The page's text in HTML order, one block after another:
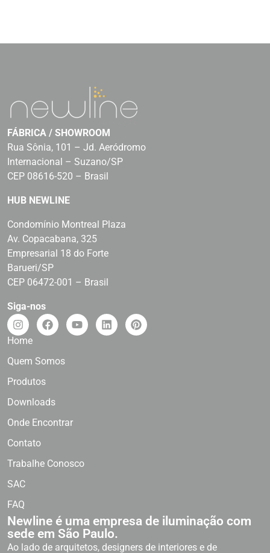
FÁBRICA / SHOWROOM
Rua Sônia, 101 – Jd. Aeródromo
Internacional – Suzano/SP
CEP 08616-520 – Brasil
HUB NEWLINE
Condomínio Montreal Plaza
Av. Copacabana, 325
Empresarial 18 do Forte
Barueri/SP
CEP 06472-001 – Brasil
Siga-nos
Home
Quem Somos
Produtos
Downloads
Onde Encontrar
Contato
Trabalhe Conosco
SAC
FAQ
Newline é uma empresa de iluminação com
sede em São Paulo.
Ao lado de arquitetos, designers de interiores e de